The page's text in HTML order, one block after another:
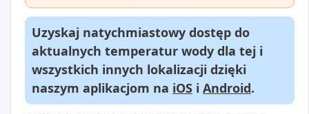
Uzyskaj natychmiastowy dostęp do
aktualnych temperatur wody dla tej i
wszystkich innych lokalizacji dzięki
naszym aplikacjom na iOS i Android.